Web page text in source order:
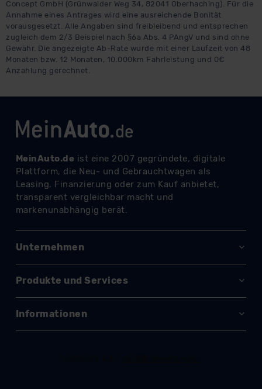
Concept GmbH (Grünwalder Weg 34, 82041 Oberhaching). Für die
Annahme eines Antrages wird eine ausreichende Bonität
vorausgesetzt. Alle Angaben sind freibleibend und entsprechen
zugleich dem 2/3 Beispiel nach §6a Abs. 4 PAngV und sind ohne
Gewähr. Die angezeigte Ab-Rate wurde mit einer Laufzeit von 48
Monaten bzw. 12 Monaten, 10.000km Fahrleistung und 0€
Anzahlung gerechnet.